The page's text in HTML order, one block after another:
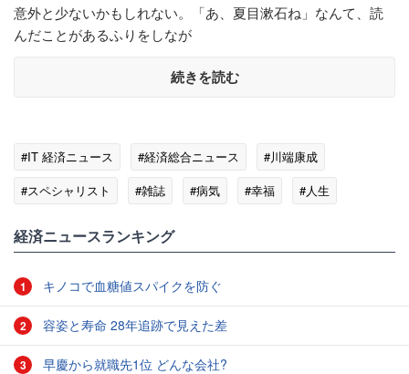
意外と少ないかもしれない。「あ、夏目漱石ね」なんて、読
んだことがあるふりをしなが
続きを読む
#IT 経済ニュース #経済総合ニュース
#川端康成
#スペシャリスト
#雑誌 #病気 #幸福
#人生
経済ニュースランキング
1 キノコで血糖値スパイクを防ぐ
2 容姿と寿命 28年追跡で見えた差
3 早慶から就職先1位 どんな会社?